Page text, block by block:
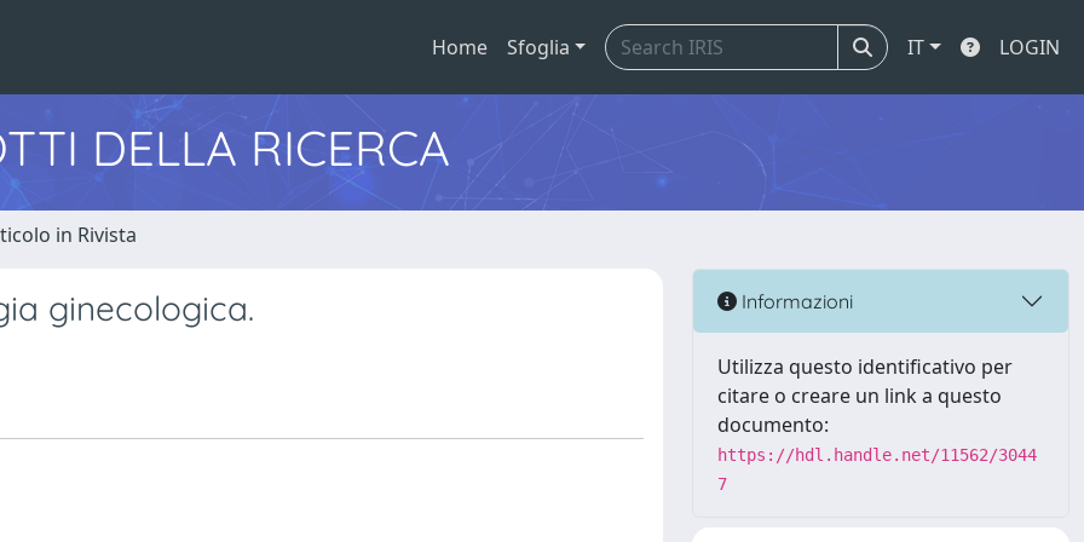
Home Sfoglia IT LOGIN
DELLA RICERCA
in Rivista
ginecologica. Informazioni
Utilizza questo identificativo per
citare o creare un link a questo
documento:
https://hdl.handle.net/11562/3044
7